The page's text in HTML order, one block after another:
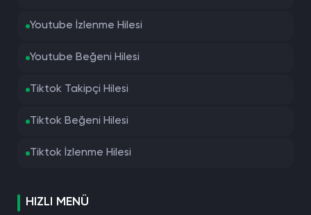
Youtube İzlenme Hilesi
Youtube Beğeni Hilesi
Tiktok Takipçi Hilesi
Tiktok Beğeni Hilesi
Tiktok İzlenme Hilesi
HIZLI MENÜ